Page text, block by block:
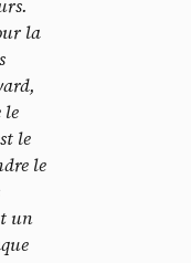
la
le
le
le
un